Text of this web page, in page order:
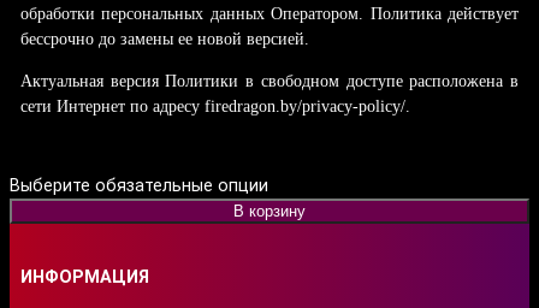
обработки персональных данных Оператором. Политика действует
бессрочно до замены ее новой версией.
Актуальная версия Политики в свободном доступе расположена в
сети Интернет по адресу firedragon.by/privacy-policy/.
Выберите обязательные опции
В корзину
ИНФОРМАЦИЯ